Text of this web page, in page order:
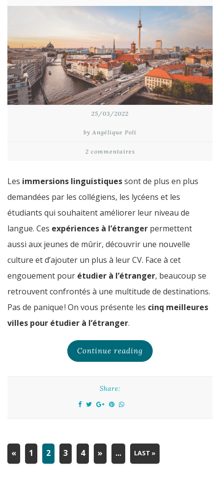
25/03/2022
by Angélique Poli
2 commentaires
Les immersions linguistiquessont de plus en plus
demandées par les collégiens, les lycéens et les
étudiants qui souhaitent améliorer leur niveau de
langue. Ces expériences à l’étranger permettent
aussi aux jeunes de mûrir, découvrir une nouvelle
culture et d’ajouter un plus à leur CV. Face à cet
engouement pour étudier à l’étranger, beaucoup se
retrouvent confrontés à une multitude de destinations.
Pas de panique ! On vous présente les cinq meilleures
villes pour étudier à l’étranger.
Continue reading
Share:
« 1 2 3 4 » ... LAST »